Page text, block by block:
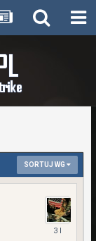
SORTUJ WG